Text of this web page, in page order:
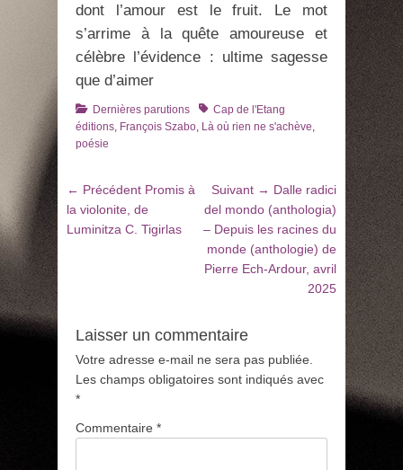
dont l’amour est le fruit. Le mot
s’arrime à la quête amoureuse et
célèbre l’évidence : ultime sagesse
que d’aimer
Catégories
Dernières parutions TagsCap de l'Etang
éditions François Szabo Là où rien ne s'achève
poésie
Navigation
de
l’article
← Précédent Article
précédent
:
Promis à
la violonite, de
Luminitza C. Tigirlas
Suivant → Article
suivant
:
Dalle radici
del mondo (anthologia)
– Depuis les racines du
monde (anthologie) de
Pierre Ech-Ardour, avril
2025
Laisser un commentaire
Votre adresse e-mail ne sera pas publiée.
Les champs obligatoires sont indiqués avec
*
Commentaire *